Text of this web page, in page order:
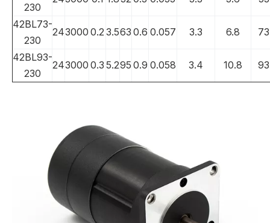
230
42BL73-
230
243000 0.2 3.563 0.6 0.057 3.3 6.8 73
42BL93-
230
243000 0.3 5.295 0.9 0.058 3.4 10.8 93